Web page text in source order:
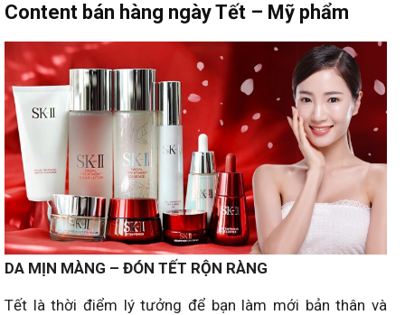
Content bán hàng ngàyTết – Mỹ phẩm
DA MỊN MÀNG – ĐÓN TẾT RỘN RÀNG
Tết là thời điểm lý tưởng để bạn làm mới bản thân và